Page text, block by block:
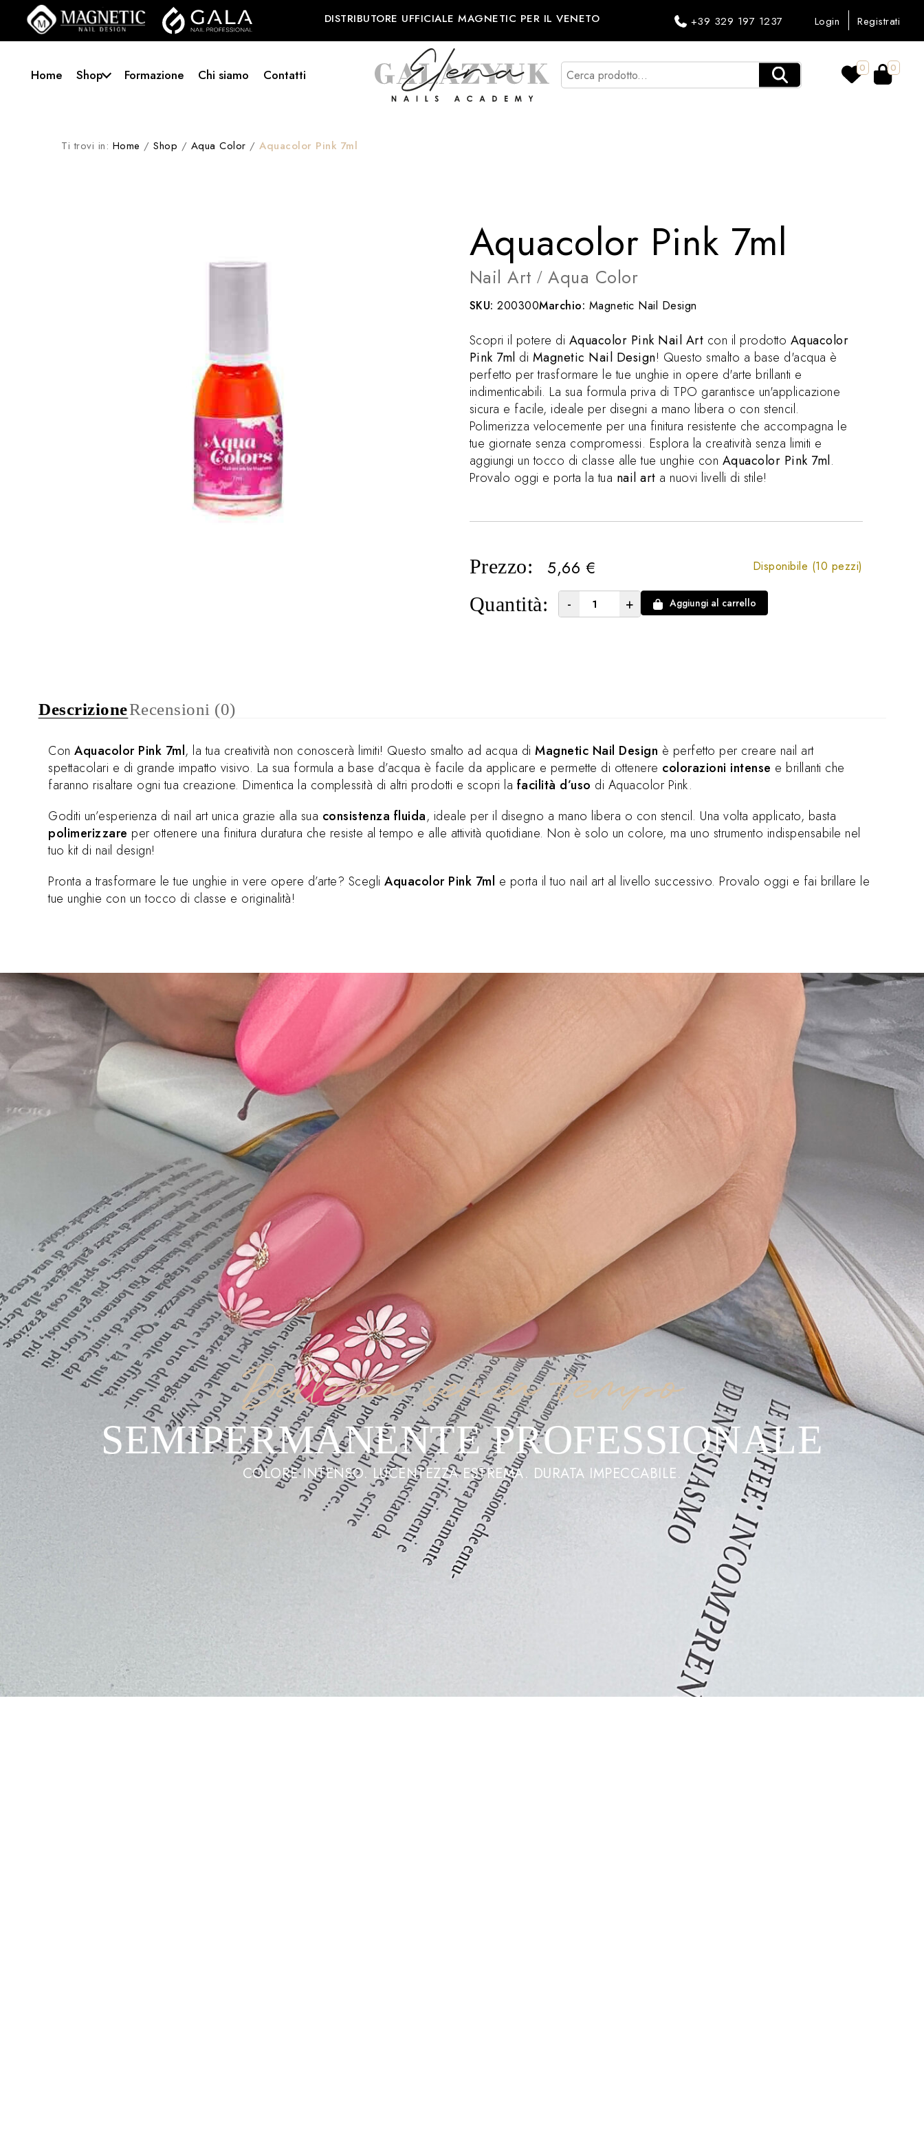
DISTRIBUTORE UFFICIALE MAGNETIC PER IL VENETO +39 329 197 1237 Login Registrati
Home Shop Formazione Chi siamo Contatti 0 0
Ti trovi in: Home /Shop / Aqua Color /Aquacolor Pink 7ml
Aquacolor Pink 7ml
Nail Art / Aqua Color
SKU: 200300Marchio: Magnetic Nail Design
Scopri il potere di Aquacolor Pink Nail Art con il prodotto Aquacolor
Pink 7ml di Magnetic Nail Design! Questo smalto a base d'acqua è
perfetto per trasformare le tue unghie in opere d'arte brillanti e
indimenticabili. La sua formula priva di TPO garantisce un'applicazione
sicura e facile, ideale per disegni a mano libera o con stencil.
Polimerizza velocemente per una finitura resistente che accompagna le
tue giornate senza compromessi. Esplora la creatività senza limiti e
aggiungi un tocco di classe alle tue unghie con Aquacolor Pink 7ml.
Provalo oggi e porta la tua nail art a nuovi livelli di stile!
Prezzo: 5,66 € Disponibile (10 pezzi)
Quantità: - + Aggiungi al carrello
DescrizioneRecensioni (0)
Con Aquacolor Pink 7ml, la tua creatività non conoscerà limiti! Questo smalto ad acqua di Magnetic Nail Design è perfetto per creare nail art
spettacolari e di grande impatto visivo. La sua formula a base d’acqua è facile da applicare e permette di ottenere colorazioni intense e brillanti che
faranno risaltare ogni tua creazione. Dimentica la complessità di altri prodotti e scopri la facilità d’uso di Aquacolor Pink.
Goditi un’esperienza di nail art unica grazie alla sua consistenza fluida, ideale per il disegno a mano libera o con stencil. Una volta applicato, basta
polimerizzare per ottenere una finitura duratura che resiste al tempo e alle attività quotidiane. Non è solo un colore, ma uno strumento indispensabile nel
tuo kit di nail design!
Pronta a trasformare le tue unghie in vere opere d’arte? Scegli Aquacolor Pink 7ml e porta il tuo nail art al livello successivo. Provalo oggi e fai brillare le
tue unghie con un tocco di classe e originalità!
Bellezza senza tempo
SEMIPERMANENTE PROFESSIONALE
COLORE INTENSO. LUCENTEZZA ESTREMA. DURATA IMPECCABILE.